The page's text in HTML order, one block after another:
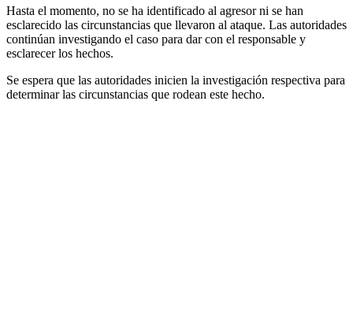
Hasta el momento, no se ha identificado al agresor ni se han
esclarecido las circunstancias que llevaron al ataque. Las autoridades
continúan investigando el caso para dar con el responsable y
esclarecer los hechos.
Se espera que las autoridades inicien la investigación respectiva para
determinar las circunstancias que rodean este hecho.